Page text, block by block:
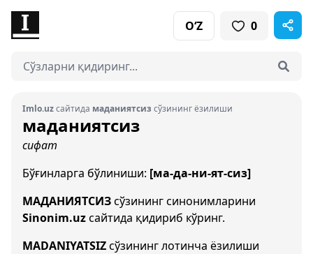
O‘Z 0
Imlo.uzсайтида маданиятсиз сўзининг ёзилиши
маданиятсиз
сифат
Бўғинларга бўлиниши: [ма-да-ни-ят-сиз]
МАДАНИЯТСИЗсўзининг синонимларини
Sinonim.uzсайтида қидириб кўринг.
MADANIYATSIZсўзининг лотинча ёзилиши